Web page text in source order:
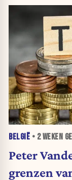
BELGIË • 2 WEKEN
Peter
grenzen